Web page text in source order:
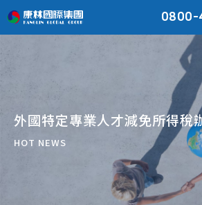
0800-
外國特定專業人才減免所得稅
HOT NEWS